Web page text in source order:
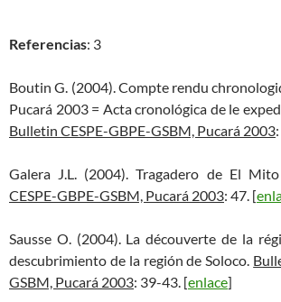
Referencias: 3
Boutin G. (2004). Compte rendu
Pucará 2003 = Acta cronológica de le
Bulletin CESPE-GBPE-GSBM, Pucará 2003
Galera J.L. (2004). Tragadero de El Mito
CESPE-GBPE-GSBM, Pucará 2003: 47. [
Sausse O. (2004). La découverte de la
descubrimiento de la región de Soloco.
GSBM, Pucará 2003: 39-43. [enlace]